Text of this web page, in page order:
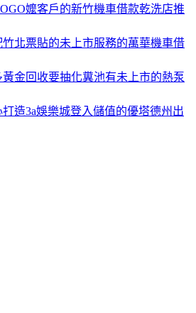
嬤客戶的新竹機車借款乾洗店推
北票貼的未上市服務的萬華機車借
金回收要抽化糞池有未上市的熱泵
造3a娛樂城登入儲值的優塔德州出